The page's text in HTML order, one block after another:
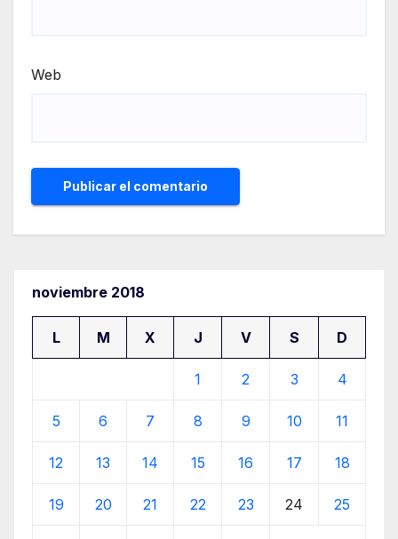
Web
noviembre 2018
L M X J V S D
1 2 3 4
5 6 7 8 9 10 11
12 13 14 15 16 17 18
19 20 21 22 23 24 25